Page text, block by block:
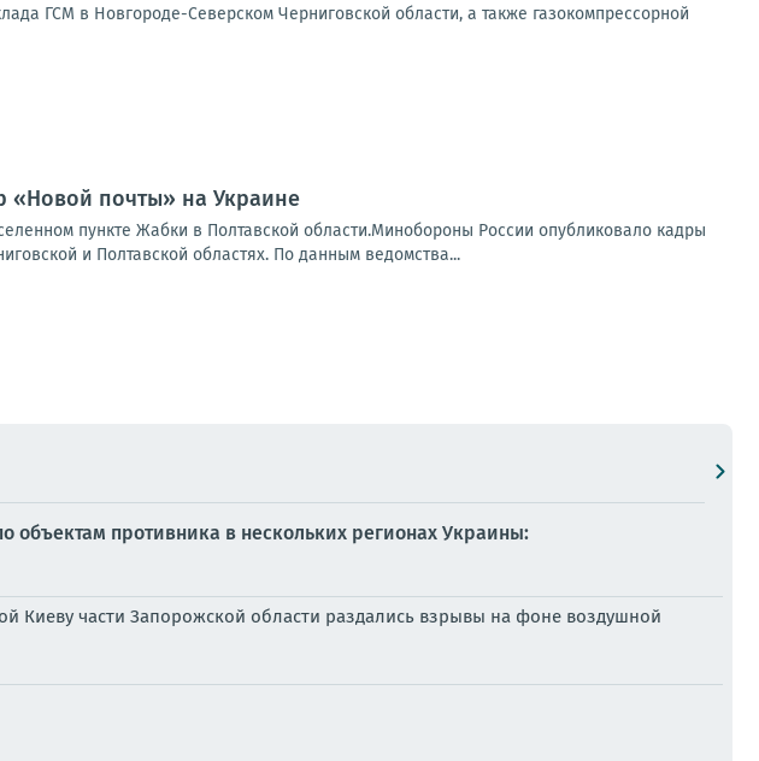
ГСМ в Новгороде-Северском Черниговской области, а также газокомпрессорной
«Новой почты» на Украине
пункте Жабки в Полтавской области.Минобороны России опубликовало кадры
и Полтавской областях. По данным ведомства...
противника в нескольких регионах Украины:
Киеву части Запорожской области раздались взрывы на фоне воздушной